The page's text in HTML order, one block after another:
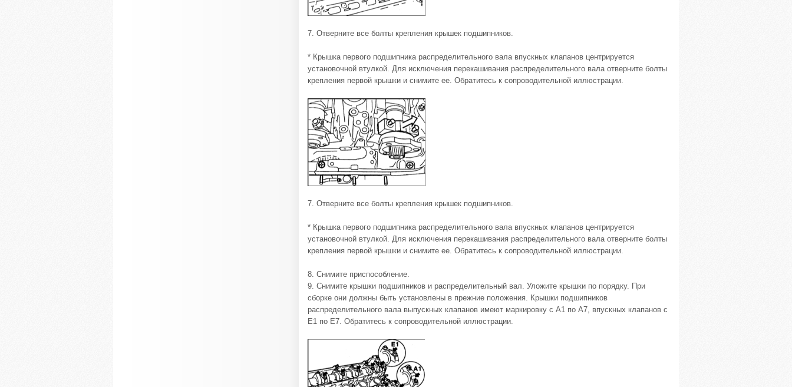
7. Отверните все болты крепления крышек подшипников.
* Крышка первого подшипника распределительного вала впускных клапанов центрируется
установочной втулкой. Для исключения перекашивания распределительного вала отверните болты
крепления первой крышки и снимите ее. Обратитесь к сопроводительной иллюстрации.
7. Отверните все болты крепления крышек подшипников.
* Крышка первого подшипника распределительного вала впускных клапанов центрируется
установочной втулкой. Для исключения перекашивания распределительного вала отверните болты
крепления первой крышки и снимите ее. Обратитесь к сопроводительной иллюстрации.
8. Снимите приспособление.
9. Снимите крышки подшипников и распределительный вал. Уложите крышки по порядку. При
сборке они должны быть установлены в прежние положения. Крышки подшипников
распределительного вала выпускных клапанов имеют маркировку с А1 по А7, впускных клапанов с
Е1 по Е7. Обратитесь к сопроводительной иллюстрации.